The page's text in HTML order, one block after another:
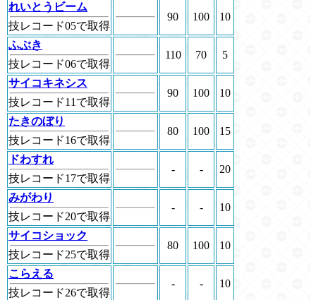
れいとうビーム
技レコード05で取得
90 100 10
ふぶき
技レコード06で取得
110 70 5
サイコキネシス
技レコード11で取得
90 100 10
たきのぼり
技レコード16で取得
80 100 15
ドわすれ
技レコード17で取得
- - 20
みがわり
技レコード20で取得
- - 10
サイコショック
技レコード25で取得
80 100 10
こらえる
技レコード26で取得
- - 10